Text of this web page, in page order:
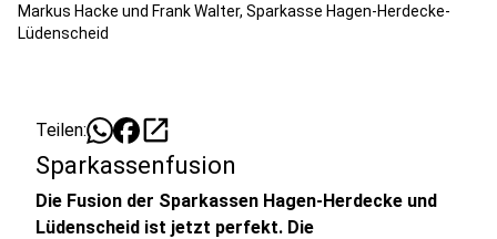
Markus Hacke und Frank Walter, Sparkasse Hagen-Herdecke-
Lüdenscheid
Teilen: open_in_new
Sparkassenfusion
Die Fusion der Sparkassen Hagen-Herdecke und
Lüdenscheid ist jetzt perfekt. Die